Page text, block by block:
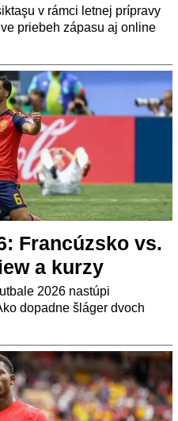
v rámci letnej prípravy
priebeh zápasu aj online
Francúzsko vs.
a kurzy
2026 nastúpi
dopadne šláger dvoch